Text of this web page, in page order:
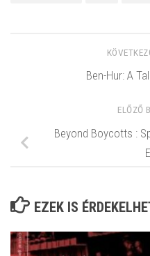
Ben-Hur: A
ELŐZŐ
Beyond Boycotts :
EZEK IS